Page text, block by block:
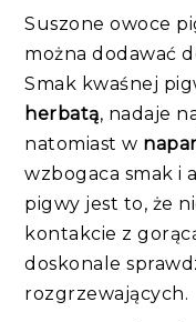
Suszone owoce
można dodawać
Smak kwaśnej
herbatą, nadaje
natomiast w
wzbogaca smak i
pigwy jest to, że
kontakcie z
doskonale
rozgrzewających.